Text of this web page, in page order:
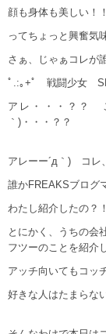
顔も身体も美しい
ってちょっと興奮気
さぁ、じゃぁコレが
ﾟ.:｡+ﾟ 戦闘少女
アレ・・・？？
｀)・・・？？
アレーー´д｀) コレ
誰かFREAKSブログ
わたし紹介したの？
とにかく、うちの会
フツーのことを紹介
アッチ向いてもコッ
好きな人はたまらな